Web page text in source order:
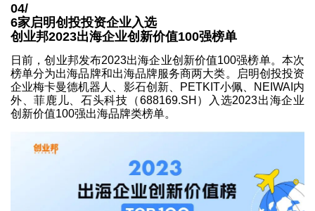
04/
6家启明创投投资企业入选
创业邦2023出海企业创新价值100强榜单
日前，创业邦发布2023出海企业创新价值100强榜单。本次
榜单分为出海品牌和出海品牌服务商两大类。启明创投投资
企业梅卡曼德机器人、影石创新、PETKIT小佩、NEIWAI内
外、菲鹿儿、石头科技（688169.SH）入选2023出海企业
创新价值100强出海品牌类榜单。